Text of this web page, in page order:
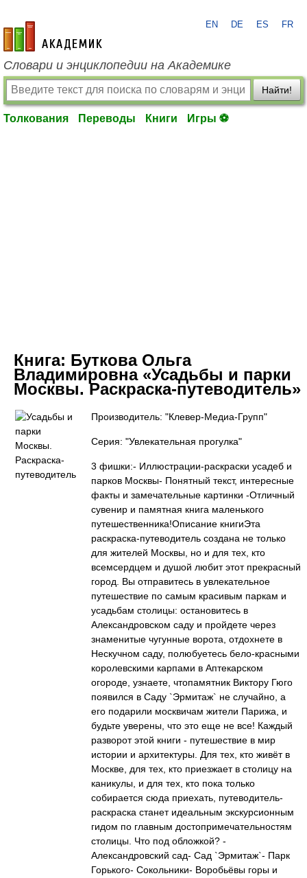
academic.ru
EN DE ES FR
Словари и энциклопедии на Академике
Найти!
Толкования Переводы Книги Игры ⚽
Книга: Буткова Ольга
Владимировна «Усадьбы и парки
Москвы. Раскраска-путеводитель»
Производитель: "Клевер-Медиа-Групп"
Серия: "Увлекательная прогулка"
3 фишки:- Иллюстрации-раскраски усадеб и
парков Москвы- Понятный текст, интересные
факты и замечательные картинки -Отличный
сувенир и памятная книга маленького
путешественника!Описание книгиЭта
раскраска-путеводитель создана не только
для жителей Москвы, но и для тех, кто
всемсердцем и душой любит этот прекрасный
город. Вы отправитесь в увлекательное
путешествие по самым красивым паркам и
усадьбам столицы: остановитесь в
Александровском саду и пройдете через
знаменитые чугунные ворота, отдохнете в
Нескучном саду, полюбуетесь бело-красными
королевскими карпами в Аптекарском
огороде, узнаете, чтопамятник Виктору Гюго
появился в Саду `Эрмитаж` не случайно, а
его подарили москвичам жители Парижа, и
будьте уверены, что это еще не все! Каждый
разворот этой книги - путешествие в мир
истории и архитектуры. Для тех, кто живёт в
Москве, для тех, кто приезжает в столицу на
каникулы, и для тех, кто пока только
собирается сюда приехать, путеводитель-
раскраска станет идеальным экскурсионным
гидом по главным достопримечательностям
столицы. Что под обложкой? -
Александровский сад- Сад `Эрмитаж`- Парк
Горького- Сокольники- Воробьёвы горы и